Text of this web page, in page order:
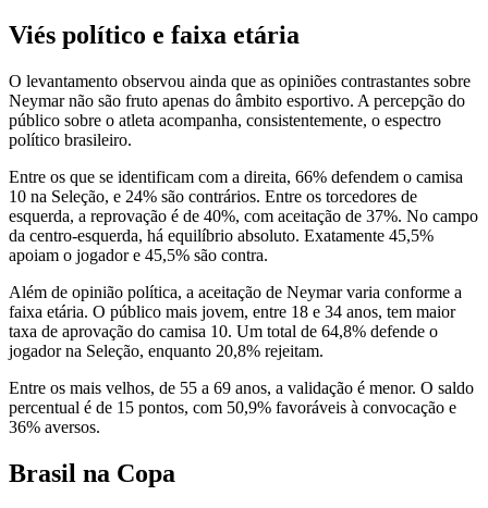
Viés político e faixa etária
O levantamento observou ainda que as opiniões contrastantes sobre
Neymar não são fruto apenas do âmbito esportivo. A percepção do
público sobre o atleta acompanha, consistentemente, o espectro
político brasileiro.
Entre os que se identificam com a direita, 66% defendem o camisa
10 na Seleção, e 24% são contrários. Entre os torcedores de
esquerda, a reprovação é de 40%, com aceitação de 37%. No campo
da centro-esquerda, há equilíbrio absoluto. Exatamente 45,5%
apoiam o jogador e 45,5% são contra.
Além de opinião política, a aceitação de Neymar varia conforme a
faixa etária. O público mais jovem, entre 18 e 34 anos, tem maior
taxa de aprovação do camisa 10. Um total de 64,8% defende o
jogador na Seleção, enquanto 20,8% rejeitam.
Entre os mais velhos, de 55 a 69 anos, a validação é menor. O saldo
percentual é de 15 pontos, com 50,9% favoráveis à convocação e
36% aversos.
Brasil na Copa